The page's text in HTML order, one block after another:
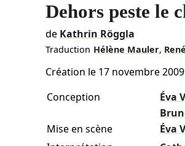
Dehors peste le
de Kathrin Röggla
Traduction Hélène Mauler,
Création le 17 novembre 2009
Conception
Éva
Mise en scène
Éva